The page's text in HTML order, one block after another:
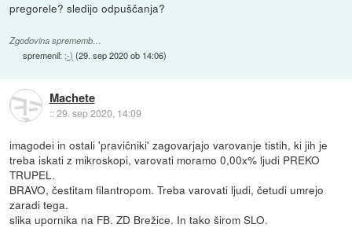
pregorele? sledijo odpuščanja?
Zgodovina sprememb…
spremenil: ;-) (29. sep 2020 ob 14:06)
Machete
::29. sep 2020, 14:09
imagodei in ostali 'pravičniki' zagovarjajo varovanje tistih, ki jih je
treba iskati z mikroskopi, varovati moramo 0,00x% ljudi PREKO
TRUPEL.
BRAVO, čestitam filantropom. Treba varovati ljudi, četudi umrejo
zaradi tega.
slika upornika na FB. ZD Brežice. In tako širom SLO.